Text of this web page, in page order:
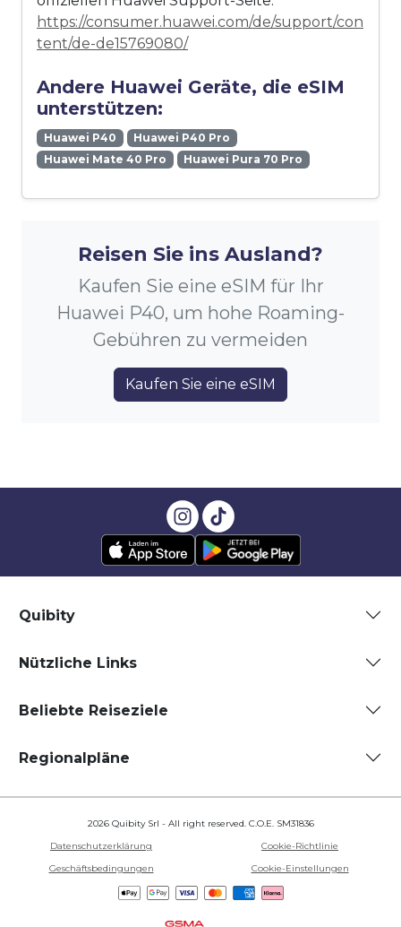
https://consumer.huawei.com/de/support/con
tent/de-de15769080/
Andere Huawei Geräte, die eSIM
unterstützen:
Huawei P40
Huawei P40 Pro
Huawei Mate 40 Pro
Huawei Pura 70 Pro
Reisen Sie ins Ausland?
Kaufen Sie eine eSIM für Ihr
Huawei P40, um hohe Roaming-
Gebühren zu vermeiden
Kaufen Sie eine eSIM
Quibity
Nützliche Links
Beliebte Reiseziele
Regionalpläne
2026 Quibity Srl - All right reserved. C.O.E. SM31836
Datenschutzerklärung
Cookie-Richtlinie
Geschäftsbedingungen
Cookie-Einstellungen